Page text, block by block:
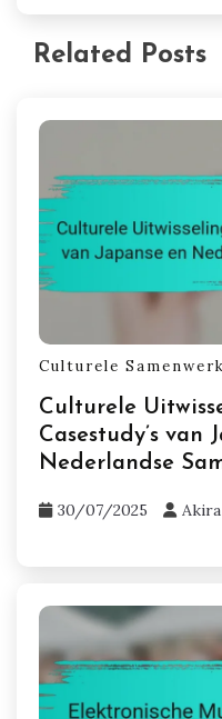
Related Posts
Culturele
Culturele
Casestudy’s van
Nederlandse
30/07/2025